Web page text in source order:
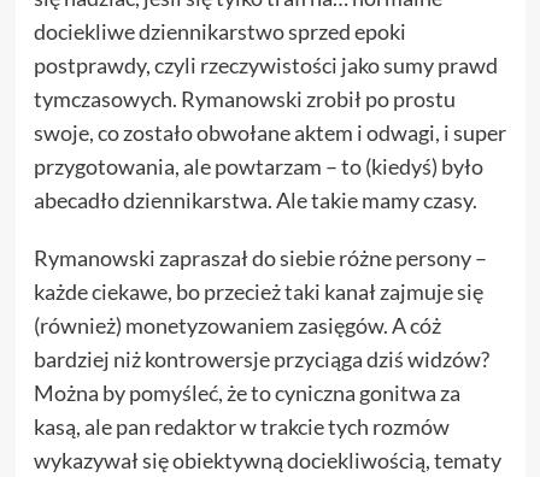
dociekliwe dziennikarstwo sprzed epoki
postprawdy, czyli rzeczywistości jako sumy prawd
tymczasowych. Rymanowski zrobił po prostu
swoje, co zostało obwołane aktem i odwagi, i super
przygotowania, ale powtarzam – to (kiedyś) było
abecadło dziennikarstwa. Ale takie mamy czasy.
Rymanowski zapraszał do siebie różne persony –
każde ciekawe, bo przecież taki kanał zajmuje się
(również) monetyzowaniem zasięgów. A cóż
bardziej niż kontrowersje przyciąga dziś widzów?
Można by pomyśleć, że to cyniczna gonitwa za
kasą, ale pan redaktor w trakcie tych rozmów
wykazywał się obiektywną dociekliwością, tematy